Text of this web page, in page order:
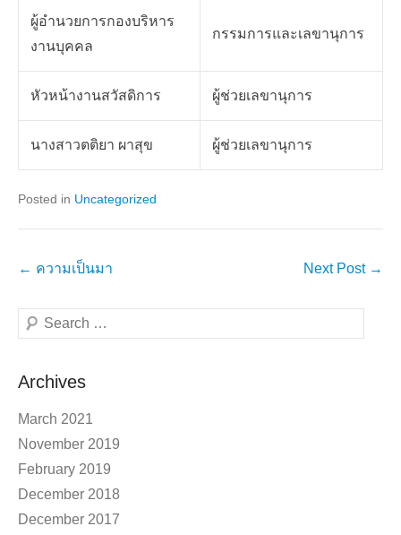
ผู้อำนวยการกองบริหาร
งานบุคคล
กรรมการและเลขานุการ
หัวหน้างานสวัสดิการ ผู้ช่วยเลขานุการ
นางสาวตติยา ผาสุข ผู้ช่วยเลขานุการ
Posted in Uncategorized
Post
← ความเป็นมา Next Post →
Search
Archives
March 2021
November 2019
February 2019
December 2018
December 2017